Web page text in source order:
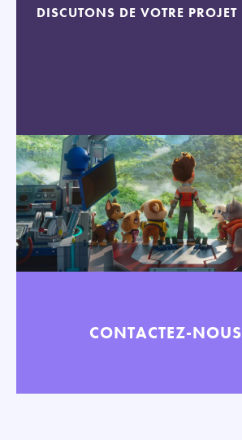
DISCUTONS DE VOTRE PROJET
CONTACTEZ-NOUS